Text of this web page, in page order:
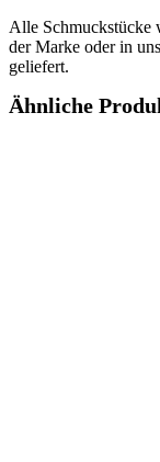
Alle Schmuckstücke
der Marke oder in
geliefert.
Ähnliche